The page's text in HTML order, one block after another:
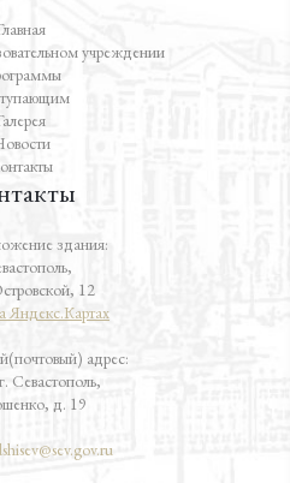
учреждении
здания:
12
Яндекс.Картах
адрес:
Севастополь,
д. 19